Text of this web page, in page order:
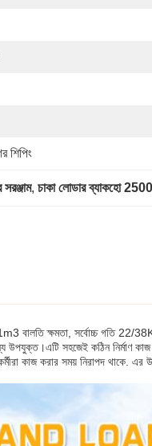
শিপিং
, চাকা লোডার ব্যাকহো
1m3 বালতি ক্ষমতা, সর্বোচ্চ গতি
উপযুক্ত।এটি সহজেই কঠিন নির্মাণ
কাজ করার সময় নিরাপদ থাকে.